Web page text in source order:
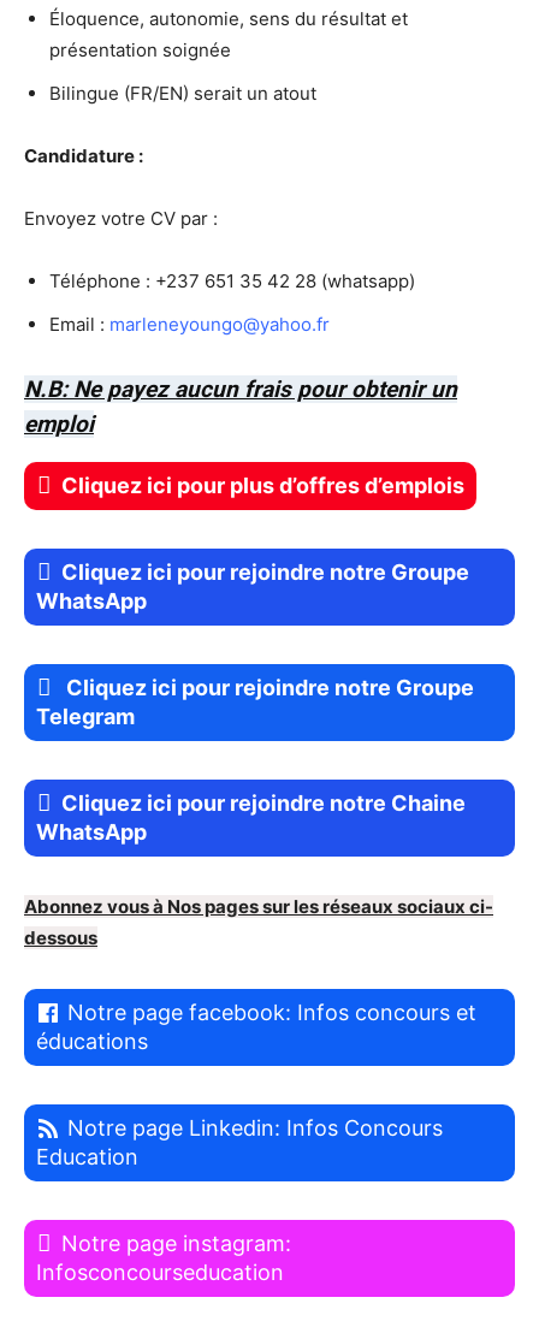
Éloquence, autonomie, sens du résultat et
présentation soignée
Bilingue (FR/EN) serait un atout
Candidature :
Envoyez votre CV par :
Téléphone : +237 651 35 42 28 (whatsapp)
Email : marleneyoungo@yahoo.fr
N.B: Ne payez aucun frais pour obtenir un
emploi
Cliquez ici pour plus d’offres d’emplois
Cliquez ici pour rejoindre notre Groupe
WhatsApp
Cliquez ici pour rejoindre notre Groupe
Telegram
Cliquez ici pour rejoindre notre Chaine
WhatsApp
Abonnez vous à Nos pages sur les réseaux sociaux ci-
dessous
Notre page facebook: Infos concours et
éducations
Notre page Linkedin: Infos Concours
Education
Notre page instagram:
Infosconcourseducation